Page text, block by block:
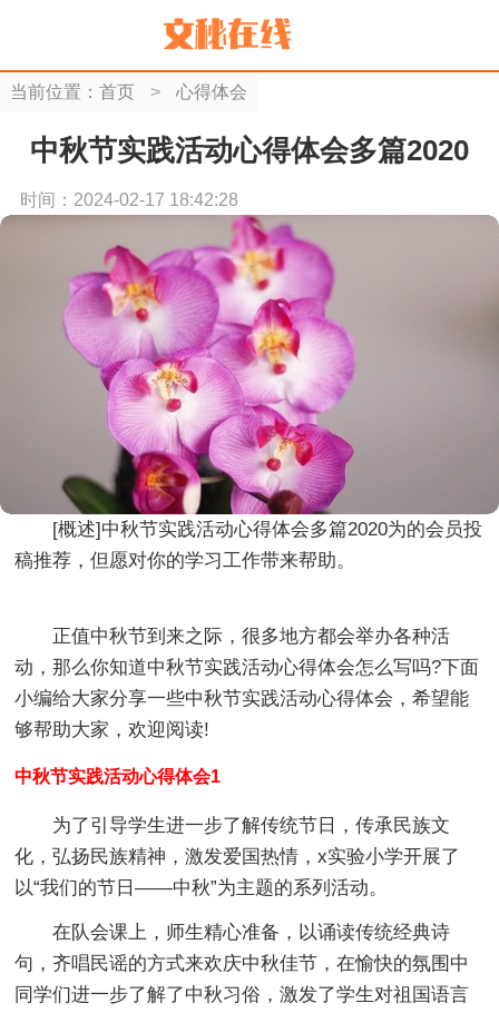
当前位置： 首页 > 心得体会
中秋节实践活动心得体会多篇2020
时间：2024-02-17 18:42:28
[概述]中秋节实践活动心得体会多篇2020为的会员投
稿推荐，但愿对你的学习工作带来帮助。
正值中秋节到来之际，很多地方都会举办各种活
动，那么你知道中秋节实践活动心得体会怎么写吗?下面
小编给大家分享一些中秋节实践活动心得体会，希望能
够帮助大家，欢迎阅读!
中秋节实践活动心得体会1
为了引导学生进一步了解传统节日，传承民族文
化，弘扬民族精神，激发爱国热情，x实验小学开展了
以“我们的节日——中秋”为主题的系列活动。
在队会课上，师生精心准备，以诵读传统经典诗
句，齐唱民谣的方式来欢庆中秋佳节，在愉快的氛围中
同学们进一步了解了中秋习俗，激发了学生对祖国语言